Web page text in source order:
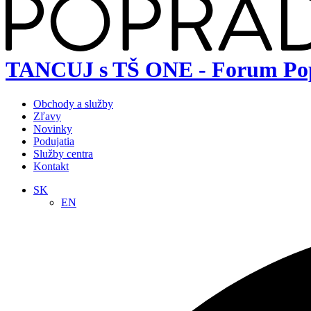
TANCUJ s TŠ ONE - Forum
Obchody a služby
Zľavy
Novinky
Podujatia
Služby centra
Kontakt
SK
EN